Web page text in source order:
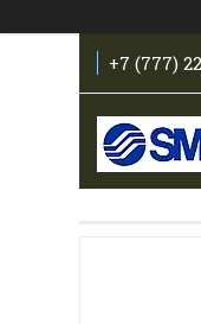
+7 (777)